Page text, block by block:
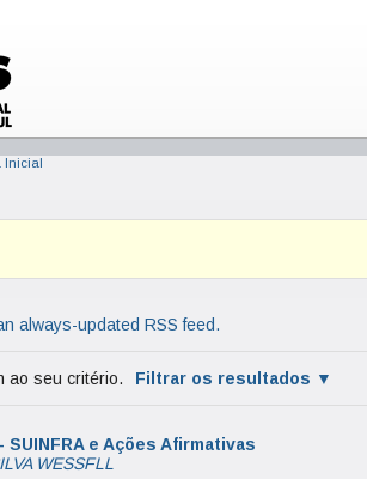
Inicial
always-updated RSS feed.
ao seu critério. Filtrar os resultados
SUINFRA e Ações Afirmativas
WESSFLL